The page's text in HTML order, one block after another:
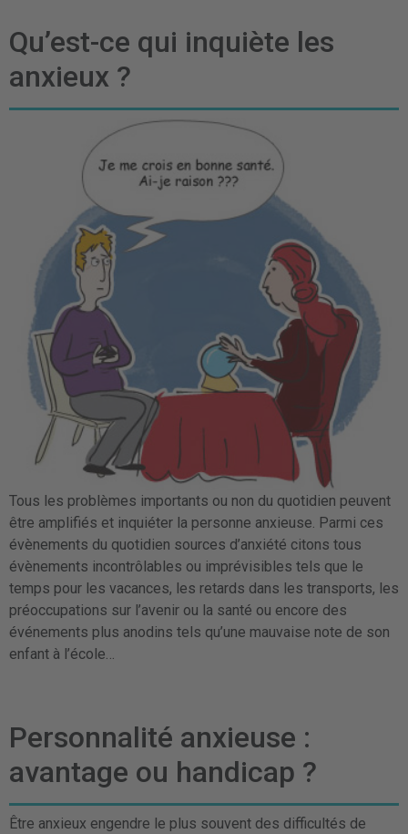
Qu’est-ce qui inquiète les
anxieux ?
Tous les problèmes importants ou non du quotidien peuvent
être amplifiés et inquiéter la personne anxieuse. Parmi ces
évènements du quotidien sources d’anxiété citons tous
évènements incontrôlables ou imprévisibles tels que le
temps pour les vacances, les retards dans les transports, les
préoccupations sur l’avenir ou la santé ou encore des
événements plus anodins tels qu’une mauvaise note de son
enfant à l’école…
Personnalité anxieuse :
avantage ou handicap ?
Être anxieux engendre le plus souvent des difficultés de